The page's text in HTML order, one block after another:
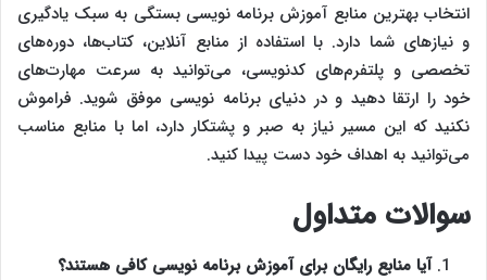
انتخاب بهترین منابع آموزش برنامه‌ نویسی بستگی به سبک یادگیری
و نیازهای شما دارد. با استفاده از منابع آنلاین، کتاب‌ها، دوره‌های
تخصصی و پلتفرم‌های کدنویسی، می‌توانید به سرعت مهارت‌های
خود را ارتقا دهید و در دنیای برنامه‌ نویسی موفق شوید. فراموش
نکنید که این مسیر نیاز به صبر و پشتکار دارد، اما با منابع مناسب
می‌توانید به اهداف خود دست پیدا کنید.
سوالات متداول
آیا منابع رایگان برای آموزش برنامه‌ نویسی کافی هستند؟